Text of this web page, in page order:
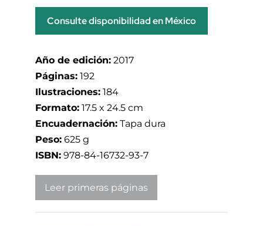
Consulte disponibilidad en México
Año de edición: 2017
Páginas: 192
Ilustraciones: 184
Formato: 17.5 x 24.5 cm
Encuadernación: Tapa dura
Peso: 625 g
ISBN: 978-84-16732-93-7
Leer primeras páginas